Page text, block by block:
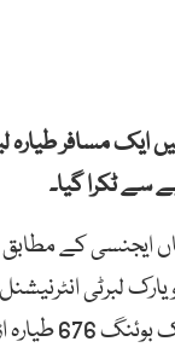
ایک مسافر
سے ٹکرا گیا۔
ایجنسی کے
لبرٹی
پیش آیا۔